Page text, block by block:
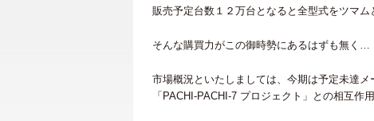
販売予定台数１２万台となると全型式をツマ
そんな購買力がこの御時勢にあるはずも無
市場概況といたしましては、今期は予定未達
「PACHI-PACHI-7 プロジェクト」との相互作